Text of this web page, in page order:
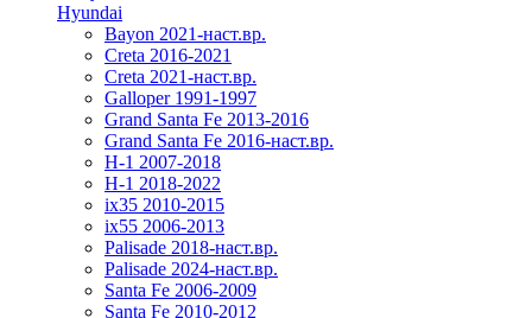
Hyundai
Bayon 2021-наст.вр.
Creta 2016-2021
Creta 2021-наст.вр.
Galloper 1991-1997
Grand Santa Fe 2013-2016
Grand Santa Fe 2016-наст.вр.
H-1 2007-2018
H-1 2018-2022
ix35 2010-2015
ix55 2006-2013
Palisade 2018-наст.вр.
Palisade 2024-наст.вр.
Santa Fe 2006-2009
Santa Fe 2010-2012